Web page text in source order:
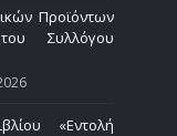
Προϊόντων
Συλλόγου
«Εντολή